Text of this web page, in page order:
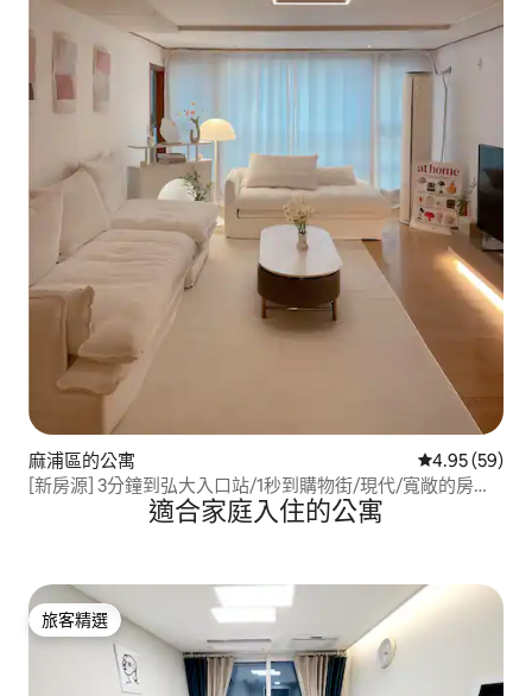
麻浦區的公寓 從 59 則評價
4.95 (59)
[新房源] 3分鐘到弘大入口站/1秒到購物街/現代/寬敞的房子/
適合家庭入住的公寓
旅客精選
旅客精選